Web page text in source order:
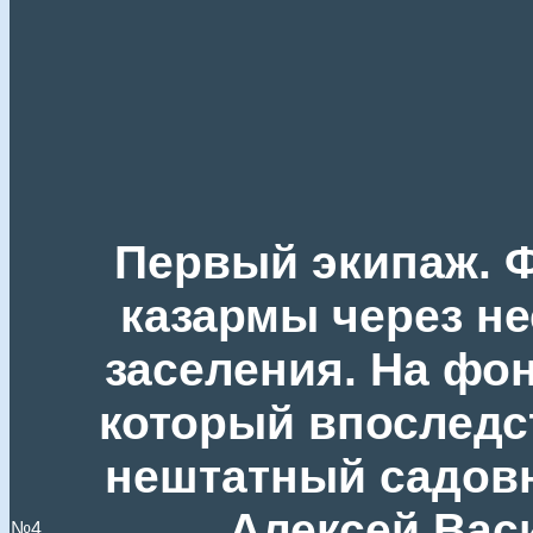
№4
Первый экипаж.
казармы через
заселения. На
который
нештатный